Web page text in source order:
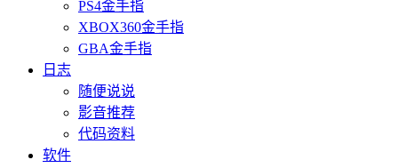
PS4金手指
XBOX360金手指
GBA金手指
日志
随便说说
影音推荐
代码资料
软件